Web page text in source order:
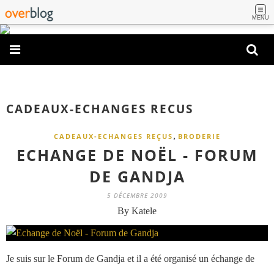
MENU
CADEAUX-ECHANGES RECUS
CADEAUX-ECHANGES REÇUS , BRODERIE
ECHANGE DE NOËL - FORUM
DE GANDJA
5 DÉCEMBRE 2009
By Katele
Je suis sur le Forum de Gandja et il a été organisé un échange de